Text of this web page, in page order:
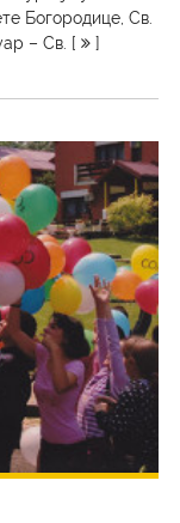
Богородице, Св.
– Св. [
]